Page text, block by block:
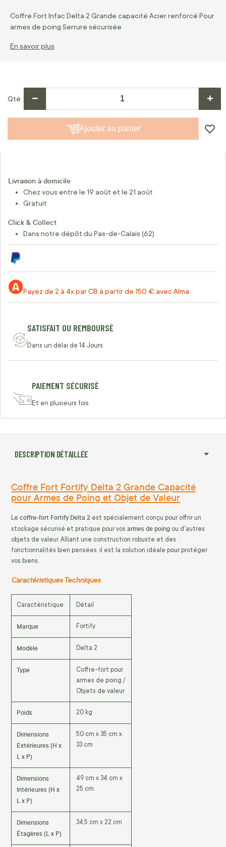
Coffre Fort Infac Delta 2 Grande capacité Acier renforcé Pour
armes de poing Serrure sécurisée
En savoir plus
Qté − +
Ajouter au panier
Livraison à domicile
Chez vous entre le 19 août et le 21 août
Gratuit
Click & Collect
Dans notre dépôt du Pas-de-Calais (62)
Payez de 2 à 4x par CB à partir de 150 € avec Alma.
SATISFAIT OU REMBOURSÉ
Dans un délai de 14 Jours
PAIEMENT SÉCURISÉ
Et en plusieurs fois
DESCRIPTION DÉTAILLÉE
Coffre Fort Fortify Delta 2 Grande Capacité
pour Armes de Poing et Objet de Valeur
Le coffre-fort Fortify Delta 2 est spécialement conçu pour offrir un
stockage sécurisé et pratique pour vos armes de poing ou d'autres
objets de valeur. Alliant une construction robuste et des
fonctionnalités bien pensées, il est la solution idéale pour protéger
vos biens.
Caractéristiques Techniques
Caractéristique Détail
Marque Fortify
Modèle Delta 2
Type
Coffre-fort pour
armes de poing /
Objets de valeur
Poids 20 kg
Dimensions
Extérieures (H x
L x P)
50 cm x 35 cm x
33 cm
Dimensions
Intérieures (H x
L x P)
49 cm x 34 cm x
25 cm
Dimensions
Étagères (L x P)
34,5 cm x 22 cm